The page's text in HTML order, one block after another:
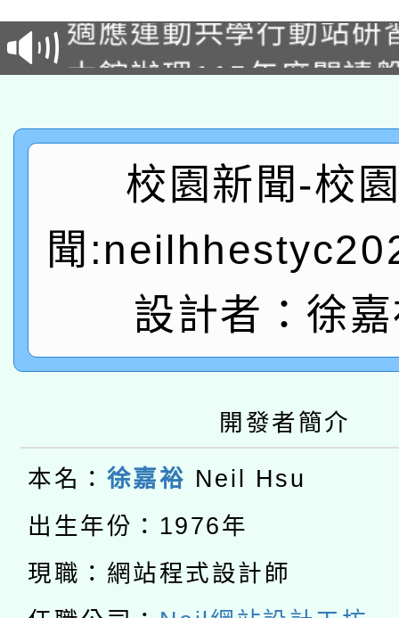
招甄選結果公告(無人
招)
適應運動共學行動站研
本館辦理115年度閱讀
礎課程
A3數位素養講師名單
「數位內容與教學軟
pilot」
有關大陸委員會函釋公
薪期間赴陸應申請許可
轉知經濟部水利署委託
業技術研究院辦理「
115年8月22日(星期六
桃園市孔廟祈福系列
開 智慧啟航」
2026年桃園地景藝術
本校115學年度第2次
招甄選結果公告(無人
招)
適應運動共學行動站研
本館辦理115年度閱讀
暨閱讀推動專業研習
科技賦能─人工智慧
礎課程
校園新聞-校
聞
設計者：徐
開發者簡介
本名： 徐嘉裕 Neil Hsu
出生年份：1976年
現職：網站程式設計師